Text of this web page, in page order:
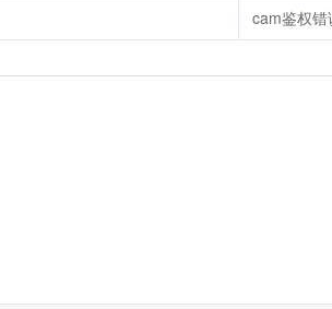
cam鉴权错